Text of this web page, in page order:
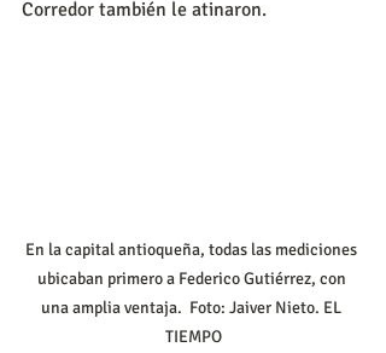
Corredor también le atinaron.
En la capital antioqueña, todas las mediciones
ubicaban primero a Federico Gutiérrez, con
una amplia ventaja.  Foto: Jaiver Nieto. EL
TIEMPO